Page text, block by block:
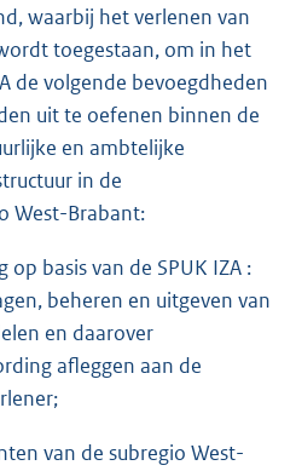
waarbij het verlenen van
toegestaan, om in het
de volgende bevoegdheden
uit te oefenen binnen de
en ambtelijke
in de
West-Brabant:
op basis van de SPUK IZA :
beheren en uitgeven van
en daarover
afleggen aan de
van de subregio West-